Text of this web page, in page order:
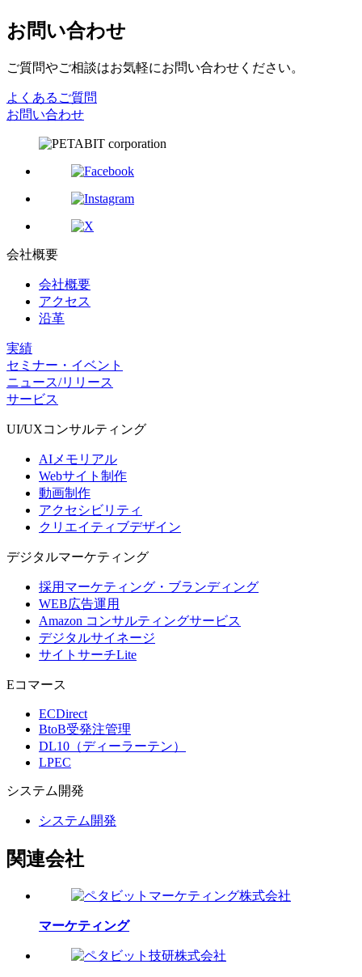
お問い合わせ
ご質問やご相談はお気軽にお問い合わせください。
よくあるご質問
お問い合わせ
会社概要
会社概要
アクセス
沿革
実績
セミナー・イベント
ニュース/リリース
サービス
UI/UXコンサルティング
AIメモリアル
Webサイト制作
動画制作
アクセシビリティ
クリエイティブデザイン
デジタルマーケティング
採用マーケティング・ブランディング
WEB広告運用
Amazon コンサルティングサービス
デジタルサイネージ
サイトサーチLite
Eコマース
ECDirect
BtoB受発注管理
DL10（ディーラーテン）
LPEC
システム 開発
システム開発
関連会社
マーケティング